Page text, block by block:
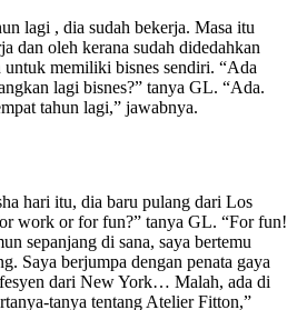
lagi , dia sudah bekerja. Masa itu
dan oleh kerana sudah didedahkan
untuk memiliki bisnes sendiri. “Ada
lagi bisnes?” tanya GL. “Ada.
tahun lagi,” jawabnya.
hari itu, dia baru pulang dari Los
work or for fun?” tanya GL. “For fun!
sepanjang di sana, saya bertemu
Saya berjumpa dengan penata gaya
dari New York… Malah, ada di
tanya tentang Atelier Fitton,”